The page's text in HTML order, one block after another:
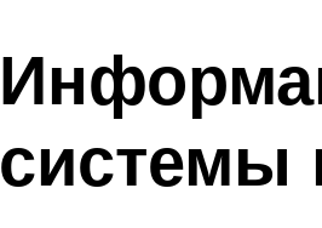
системы